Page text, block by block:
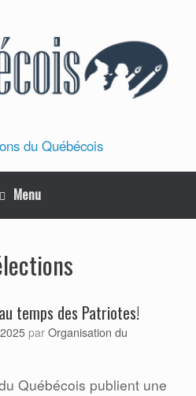
Menu
temps des Patriotes!
par Organisation du
Québécois publient une